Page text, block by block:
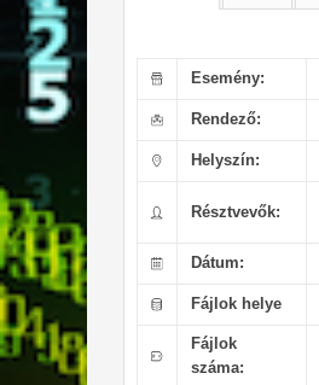
Esemény:
Rendező:
Helyszín:
Résztvevők:
Dátum:
Fájlok helye
Fájlok
száma: